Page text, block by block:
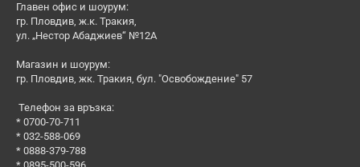
Главен офис и шоурум:
гр. Пловдив, ж.к. Тракия,
ул. „Нестор Абаджиев“ №12А
Магазин и шоурум:
гр. Пловдив, жк. Тракия, бул. "Освобождение" 57
Телефон за връзка:
* 0700-70-711
* 032-588-069
* 0888-379-788